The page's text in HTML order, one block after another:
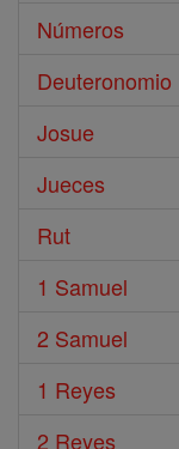
Números
Deuteronomio
Josue
Jueces
Rut
1 Samuel
2 Samuel
1 Reyes
2 Reyes